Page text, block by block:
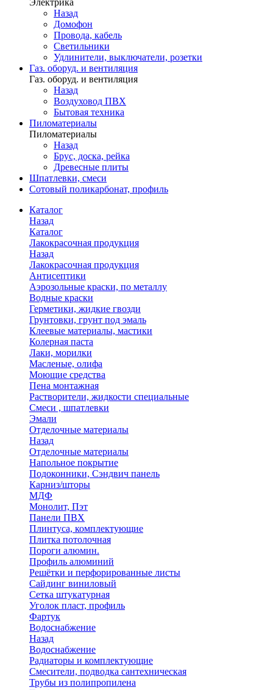
Электрика
Назад
Домофон
Провода, кабель
Светильники
Удлинители, выключатели, розетки
Газ. оборуд. и вентиляция
Газ. оборуд. и вентиляция
Назад
Воздуховод ПВХ
Бытовая техника
Пиломатериалы
Пиломатериалы
Назад
Брус, доска, рейка
Древесные плиты
Шпатлевки, смеси
Сотовый поликарбонат, профиль
Каталог
Назад
Каталог
Лакокрасочная продукция
Назад
Лакокрасочная продукция
Антисептики
Аэрозольные краски, по металлу
Водные краски
Герметики, жидкие гвозди
Грунтовки, грунт под эмаль
Клеевые материалы, мастики
Колерная паста
Лаки, морилки
Масленые, олифа
Моющие средства
Пена монтажная
Растворители, жидкости специальные
Смеси , шпатлевки
Эмали
Отделочные материалы
Назад
Отделочные материалы
Напольное покрытие
Подоконники, Сэндвич панель
Карниз/шторы
МДФ
Монолит, Пэт
Панели ПВХ
Плинтуса, комплектующие
Плитка потолочная
Пороги алюмин.
Профиль алюминий
Решётки и перфорированные листы
Сайдинг виниловый
Сетка штукатурная
Уголок пласт, профиль
Фартук
Водоснабжение
Назад
Водоснабжение
Радиаторы и комплектующие
Смесители, подводка сантехническая
Трубы из полипропилена